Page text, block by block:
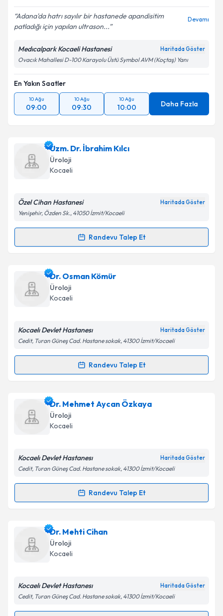
Kişisel verilerimin işlenmesine ilişkinAydınlatma
Metni'ni okudum ve kişisel verilerimin belirtilen
Adana'da hatrı sayılır bir hastanede apandisitim
patladığı için yapılan ultrason...
Devamı
Medıcalpark Kocaeli Hastanesi Haritada Göster
Ovacık Mahallesi D-100 Karayolu Üstü Symbol AVM (Koçtaş) Yanı
En Yakın Saatler
10 Ağu
09:00
10 Ağu
09:30
10 Ağu
10:00 Daha Fazla
Uzm. Dr. İbrahim Kılcı
Üroloji
Kocaeli
Özel Cihan Hastanesi Haritada Göster
Yenişehir, Özden Sk., 41050 İzmit/Kocaeli
Randevu Talep Et
Randevu Takvimi Talebi
Uzm. Dr. İbrahim Kılcıiçin randevu takvimi talebi
oluşturun. Size bu uzmandan randevu almanız için bir
takvim hazırlandığında e-posta ile bilgilendireceğiz.
Kişisel verilerimin işlenmesine ilişkin
Metni'ni okudum ve kişisel verilerimin belirtilen
Dr. Osman Kömür
Üroloji
Kocaeli
Kocaelı Devlet Hastanesı Haritada Göster
Cedit, Turan Güneş Cad. Hastane sokak, 41300 İzmit/Kocaeli
Randevu Talep Et
Randevu Takvimi Talebi
Dr. Osman Kömür için randevu takvimi talebi
oluşturun. Size bu uzmandan randevu almanız için bir
takvim hazırlandığında e-posta ile bilgilendireceğiz.
Kişisel verilerimin işlenmesine ilişkin
Metni'ni okudum ve kişisel verilerimin belirtilen
Dr. Mehmet Aycan Özkaya
Üroloji
Kocaeli
Kocaelı Devlet Hastanesı Haritada Göster
Cedit, Turan Güneş Cad. Hastane sokak, 41300 İzmit/Kocaeli
Randevu Talep Et
Randevu Takvimi Talebi
Dr. Mehmet Aycan Özkaya
talebi oluşturun. Size bu uzmandan randevu almanız
için bir takvim hazırlandığında e-posta ile
Dr. Mehti Cihan
Üroloji
Kocaeli
Kocaelı Devlet Hastanesı Haritada Göster
Cedit, Turan Güneş Cad. Hastane sokak, 41300 İzmit/Kocaeli